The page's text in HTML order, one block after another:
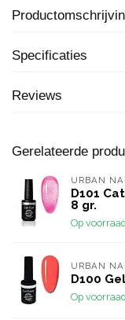
Specificaties
Reviews
Gerelateerde
URBAN
D101
8 gr.
Op
URBAN
D100
Op voorraad